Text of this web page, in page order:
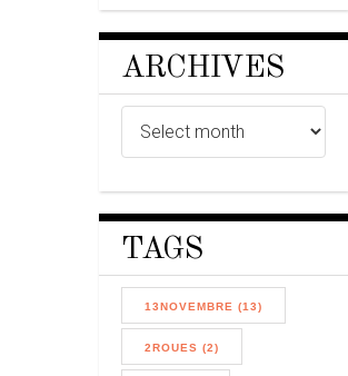
ARCHIVES
TAGS
13NOVEMBRE (13)
2ROUES (2)